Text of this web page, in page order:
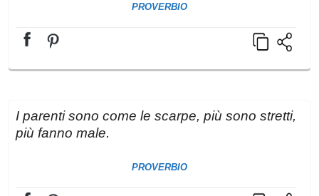
PROVERBIO
I parenti sono come le scarpe, più sono stretti,
più fanno male.
PROVERBIO